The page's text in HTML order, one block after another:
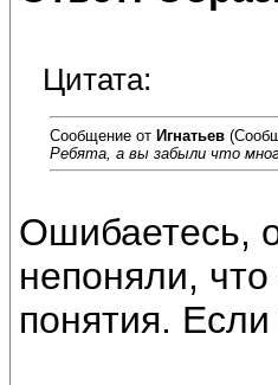
Цитата:
Сообщение от Игнатьев
Ребята, а вы забыли что
Ошибаетесь,
непоняли,
понятия.